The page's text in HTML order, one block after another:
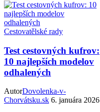
Cestovatělské rady
Test cestovných kufrov:
10 najlepších modelov
odhalených
AutorDovolenka-v-
Chorvátsku.sk 6. januára 2026